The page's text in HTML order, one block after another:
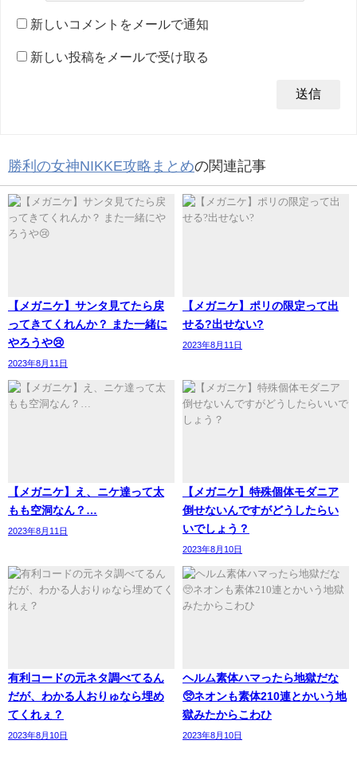
新しいコメントをメールで通知
新しい投稿をメールで受け取る
勝利の女神NIKKE攻略まとめの関連記事
【メガニケ】サンタ見てたら戻
ってきてくれんか？ また一緒に
やろうや😢
2023年8月11日
【メガニケ】ポリの限定って出
せる?出せない?
2023年8月11日
【メガニケ】え、ニケ達って太
もも空洞なん？…
2023年8月11日
【メガニケ】特殊個体モダニア
倒せないんですがどうしたらい
いでしょう？
2023年8月10日
有利コードの元ネタ調べてるん
だが、わかる人おりゅなら埋め
てくれぇ？
2023年8月10日
ヘルム素体ハマったら地獄だな
🥺ネオンも素体210連とかいう地
獄みたからこわひ
2023年8月10日